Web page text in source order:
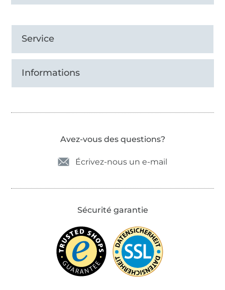
Service
Informations
Avez-vous des questions?
Écrivez-nous un e-mail
Sécurité garantie